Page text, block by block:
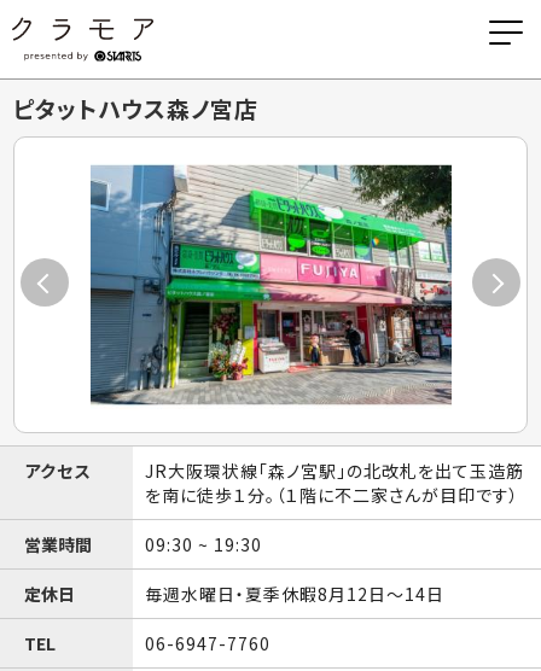
ピタットハウス森ノ宮店
アクセス
JR大阪環状線「森ノ宮駅」の北改札を出て玉造筋
を南に徒歩１分。（１階に不二家さんが目印です）
営業時間 09:30 ~ 19:30
定休日 毎週水曜日・夏季休暇8月12日〜14日
TEL 06-6947-7760